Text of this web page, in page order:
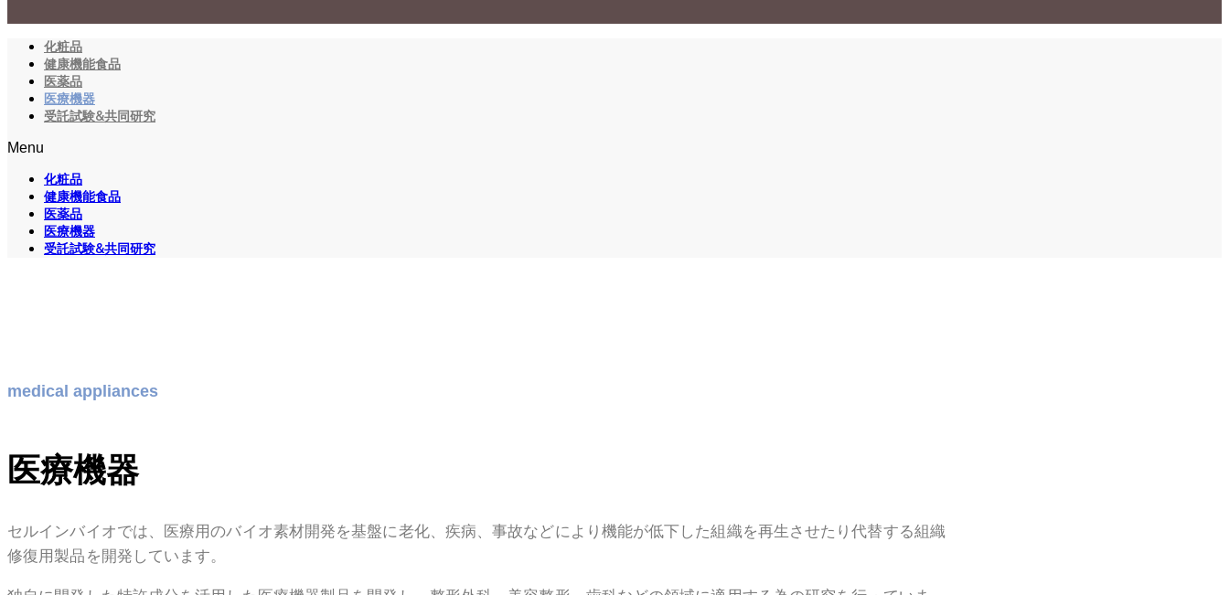
化粧品
健康機能食品
医薬品
医療機器
受託試験&共同研究
Menu
化粧品
健康機能食品
医薬品
医療機器
受託試験&共同研究
medical appliances
医療機器
セルインバイオでは、医療用のバイオ素材開発を基盤に老化、疾病、事故などにより機能が低下した組織を再生させたり代替する組織
修復用製品を開発しています。